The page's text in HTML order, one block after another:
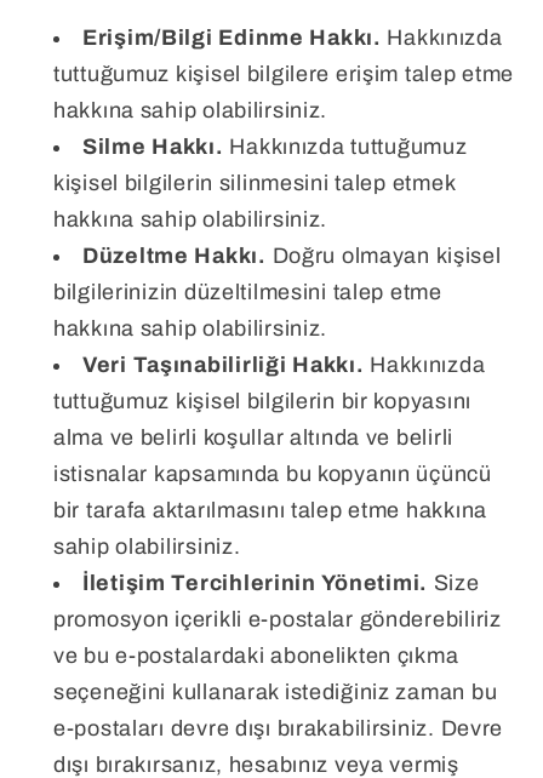
Erişim/Bilgi Edinme Hakkı. Hakkınızda
tuttuğumuz kişisel bilgilere erişim talep etme
hakkına sahip olabilirsiniz.
Silme Hakkı. Hakkınızda tuttuğumuz
kişisel bilgilerin silinmesini talep etmek
hakkına sahip olabilirsiniz.
Düzeltme Hakkı. Doğru olmayan kişisel
bilgilerinizin düzeltilmesini talep etme
hakkına sahip olabilirsiniz.
Veri Taşınabilirliği Hakkı. Hakkınızda
tuttuğumuz kişisel bilgilerin bir kopyasını
alma ve belirli koşullar altında ve belirli
istisnalar kapsamında bu kopyanın üçüncü
bir tarafa aktarılmasını talep etme hakkına
sahip olabilirsiniz.
İletişim Tercihlerinin Yönetimi. Size
promosyon içerikli e-postalar gönderebiliriz
ve bu e-postalardaki abonelikten çıkma
seçeneğini kullanarak istediğiniz zaman bu
e-postaları devre dışı bırakabilirsiniz. Devre
dışı bırakırsanız, hesabınız veya vermiş